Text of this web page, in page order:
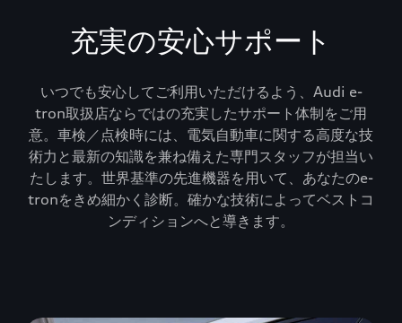
充実の安心サポート
いつでも安心してご利用いただけるよう、Audi e-
tron取扱店ならではの充実したサポート体制をご用
意。車検／点検時には、電気自動車に関する高度な技
術力と最新の知識を兼ね備えた専門スタッフが担当い
たします。世界基準の先進機器を用いて、あなたのe-
tronをきめ細かく診断。確かな技術によってベストコ
ンディションへと導きます。